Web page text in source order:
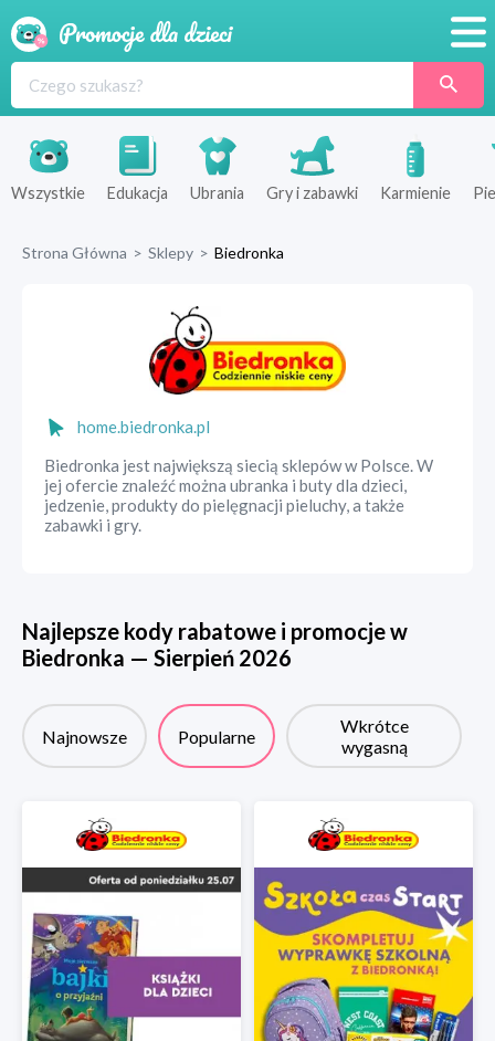
Produkty
Sklepy
Wszystkie Edukacja Ubrania Gry i zabawki Karmienie
Strona Główna > Sklepy > Biedronka
home.biedronka.pl
Biedronka jest największą siecią sklepów w Polsce. W
jej ofercie znaleźć można ubranka i buty dla dzieci,
jedzenie, produkty do pielęgnacji pieluchy, a także
zabawki i gry.
Najlepsze kody rabatowe i promocje w
Biedronka — Sierpień 2026
Najnowsze Popularne
Wkrótce
wygasną